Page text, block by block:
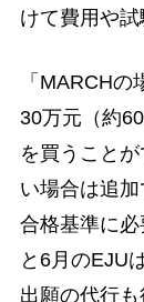
けて費用や試
「MARCH
30万元（約
を買うこと
い場合は追
合格基準に
と6月のEJU
出願の代行も